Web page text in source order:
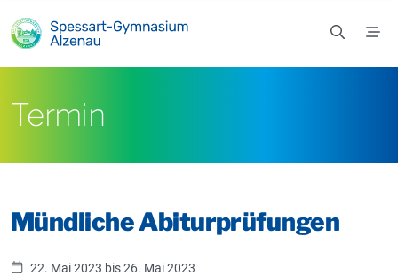
Termin
Mündliche Abiturprüfungen
22. Mai 2023 bis 26. Mai 2023